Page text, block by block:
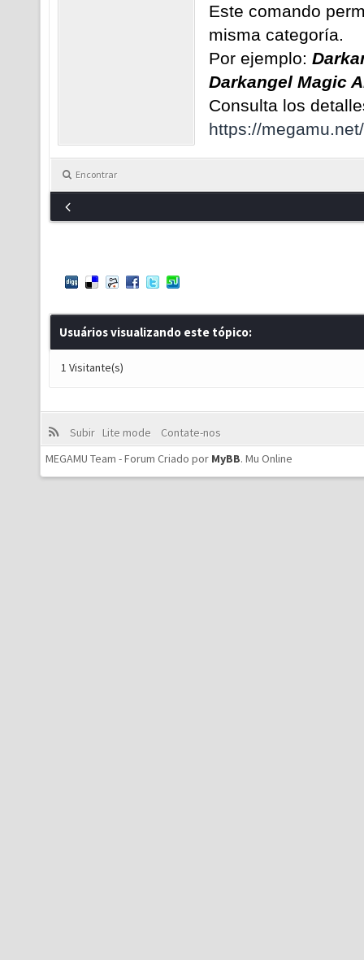
Este comando
misma categoría.
Por ejemplo:
Darkangel Magic
Consulta los
https://
Encontrar
Usuários visualizando este tópico:
1 Visitante(s)
Subir Lite mode
Contate-nos
MEGAMU Team - Forum Criado por MyBB. Mu Online